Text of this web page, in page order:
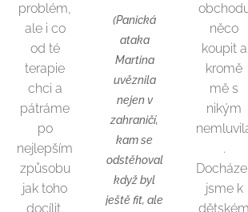
problém,
ale i co
od té
terapie
chci a
pátráme
po
nejlepším
způsobu
jak toho
docílit.
(Panická
ataka
Martina
uvěznila
nejen v
zahraničí,
kam se
odstěhoval
když byl
ještě fit, ale
něco
koupit a
kromě
mě s
nikým
.
jsme k
dětském